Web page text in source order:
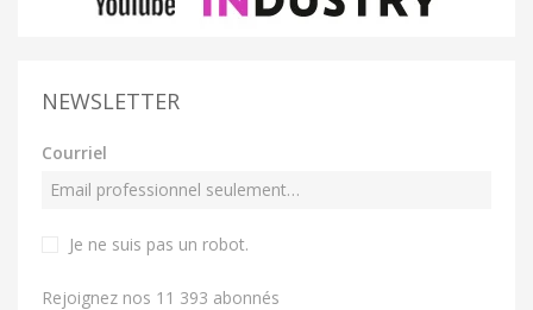
NEWSLETTER
Courriel
Je ne suis pas un robot.
Rejoignez nos 11 393 abonnés